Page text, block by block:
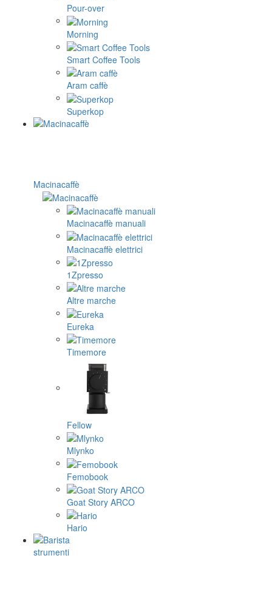
Pour-over
Morning
Smart Coffee Tools
Aram caffè
Superkop
Macinacaffè
Macinacaffè manuali
Macinacaffè elettrici
1Zpresso
Altre marche
Eureka
Timemore
Fellow
Mlynko
Femobook
Goat Story ARCO
Hario